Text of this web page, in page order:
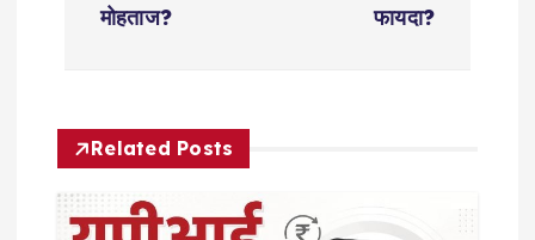
a
v
मोहताज?
फायदा?
Related Posts